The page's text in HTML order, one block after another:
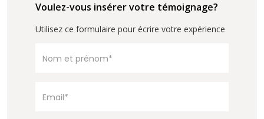
Voulez-vous insérer votre témoignage?
Utilisez ce formulaire pour écrire votre expérience